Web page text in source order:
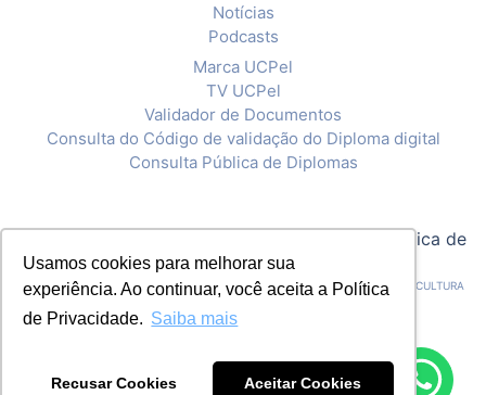
Usamos cookies para melhorar sua
experiência. Ao continuar, você aceita a Política
de Privacidade. Saiba mais
Recusar Cookies Aceitar Cookies
Notícias
Podcasts
Marca UCPel
TV UCPel
Validador de Documentos
Consulta do Código de validação do Diploma digital
Consulta Pública de Diplomas
Política de
Privacidade
CNPJ: 92.238.914/0001-03 - ASSOCIAÇÃO PELOTENSE DE ASSISTÊNCIA E CULTURA